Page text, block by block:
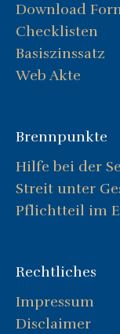
Download
Checklisten
Basiszinssatz
Web Akte
Brennpunkte
Hilfe bei der
Streit unter
Pflichtteil im
Rechtliches
Impressum
Disclaimer